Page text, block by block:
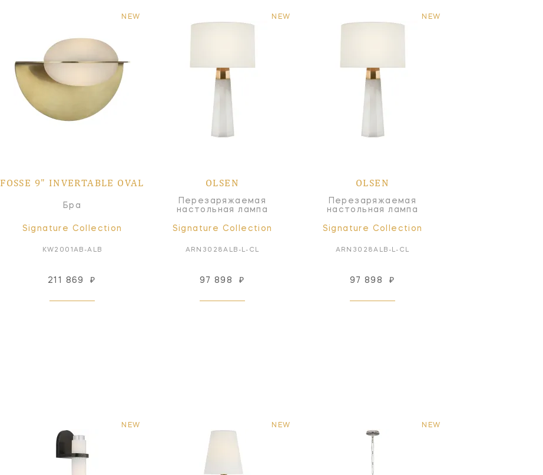
NEW
FOSSE 9" INVERTABLE OVAL
Бра
Signature Collection
KW2001AB-ALB
211 869 ₽
NEW
OLSEN
Перезаряжаемая
настольная лампа
Signature Collection
ARN3028ALB-L-CL
97 898 ₽
NEW
OLSEN
Перезаряжаемая
настольная лампа
Signature Collection
ARN3028ALB-L-CL
97 898 ₽
NEW NEW NEW